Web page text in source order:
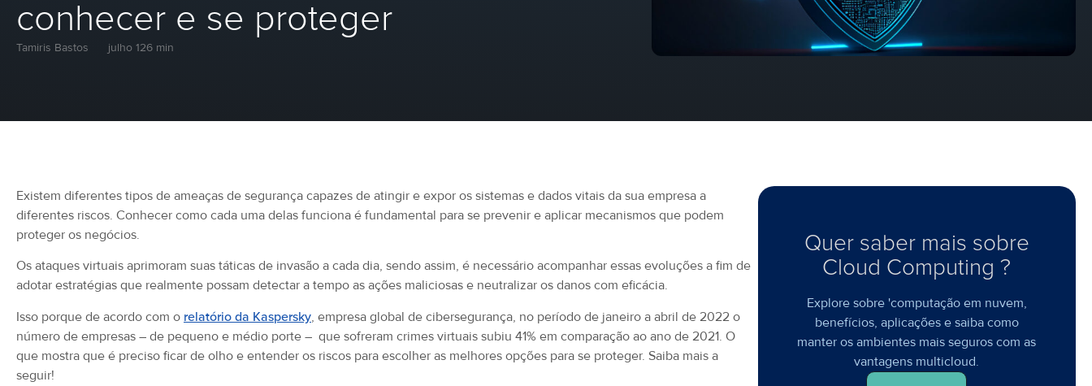
conhecer e se proteger
Tamiris Bastos julho 126 min
Existem diferentes tipos de ameaças de segurança capazes de atingir e expor os sistemas e dados vitais da sua empresa a
diferentes riscos. Conhecer como cada uma delas funciona é fundamental para se prevenir e aplicar mecanismos que podem
proteger os negócios.
Os ataques virtuais aprimoram suas táticas de invasão a cada dia, sendo assim, é necessário acompanhar essas evoluções a fim de
adotar estratégias que realmente possam detectar a tempo as ações maliciosas e neutralizar os danos com eficácia.
Isso porque de acordo com o relatório da Kaspersky, empresa global de cibersegurança, no período de janeiro a abril de 2022 o
número de empresas – de pequeno e médio porte – que sofreram crimes virtuais subiu 41% em comparação ao ano de 2021. O
que mostra que é preciso ficar de olho e entender os riscos para escolher as melhores opções para se proteger. Saiba mais a
seguir!
Quer saber mais sobre
Cloud Computing ?
Explore sobre 'computação em nuvem,
benefícios, aplicações e saiba como
manter os ambientes mais seguros com as
vantagens multicloud.